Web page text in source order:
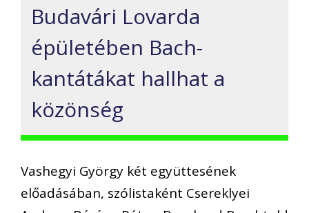
Budavári Lovarda
épületében Bach-
kantátákat hallhat a
közönség
Vashegyi György két együttesének
előadásában, szólistaként Csereklyei